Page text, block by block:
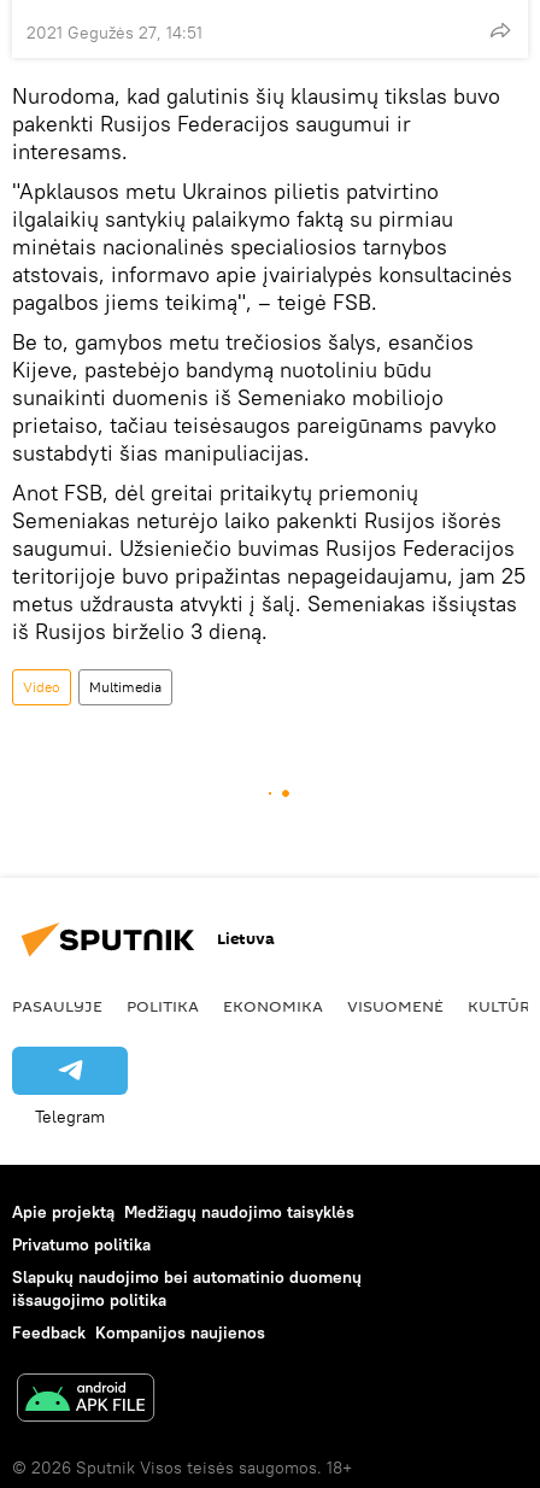
2021 Gegužės 27, 14:51
Nurodoma, kad galutinis šių klausimų tikslas buvo
pakenkti Rusijos Federacijos saugumui ir
interesams.
"Apklausos metu Ukrainos pilietis patvirtino
ilgalaikių santykių palaikymo faktą su pirmiau
minėtais nacionalinės specialiosios tarnybos
atstovais, informavo apie įvairialypės konsultacinės
pagalbos jiems teikimą", – teigė FSB.
Be to, gamybos metu trečiosios šalys, esančios
Kijeve, pastebėjo bandymą nuotoliniu būdu
sunaikinti duomenis iš Semeniako mobiliojo
prietaiso, tačiau teisėsaugos pareigūnams pavyko
sustabdyti šias manipuliacijas.
Anot FSB, dėl greitai pritaikytų priemonių
Semeniakas neturėjo laiko pakenkti Rusijos išorės
saugumui. Užsieniečio buvimas Rusijos Federacijos
teritorijoje buvo pripažintas nepageidaujamu, jam 25
metus uždrausta atvykti į šalį. Semeniakas išsiųstas
iš Rusijos birželio 3 dieną.
Video Multimedia
Lietuva
PASAULYJE POLITIKA EKONOMIKA VISUOMENĖ KULTŪRA
Telegram
Apie projektą Medžiagų naudojimo taisyklės
Privatumo politika
Slapukų naudojimo bei automatinio duomenų
išsaugojimo politika
Feedback Kompanijos naujienos
© 2026 Sputnik Visos teisės saugomos. 18+